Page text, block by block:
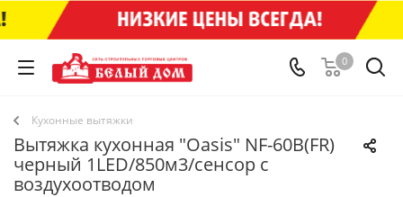
0
Кухонные вытяжки
Вытяжка кухонная "Оasis" NF-60B(FR)
черный 1LED/850м3/сенсор с
воздухоотводом